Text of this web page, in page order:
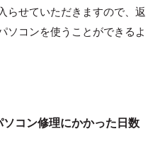
らせていただきますので、返
ソコンを使うことができるよ
コン修理にかかった日数